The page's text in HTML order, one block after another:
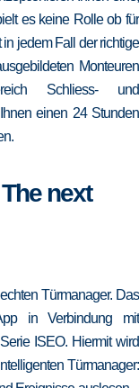
es keine Rolle ob für
jedem Fall der richtige
Monteuren
Schliess- und
einen 24 Stunden
next
Türmanager. Das
in Verbindung mit
ISEO. Hiermit wird
Türmanager: